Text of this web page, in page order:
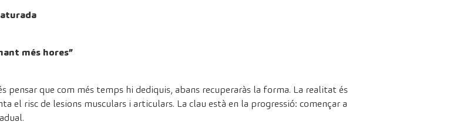
més hores”
pensar que com més temps hi dediquis, abans recuperaràs la forma. La realitat és
el risc de lesions musculars i articulars. La clau està en la progressió: començar a